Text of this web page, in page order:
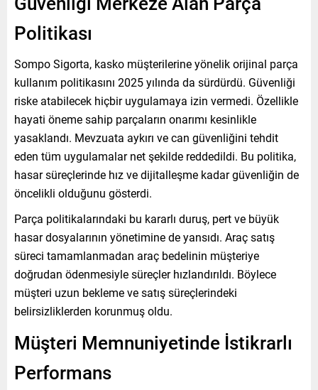
Politikası
Sompo Sigorta, kasko müşterilerine yönelik orijinal parça
kullanım politikasını 2025 yılında da sürdürdü. Güvenliği
riske atabilecek hiçbir uygulamaya izin vermedi. Özellikle
hayati öneme sahip parçaların onarımı kesinlikle
yasaklandı. Mevzuata aykırı ve can güvenliğini tehdit
eden tüm uygulamalar net şekilde reddedildi. Bu politika,
hasar süreçlerinde hız ve dijitalleşme kadar güvenliğin de
öncelikli olduğunu gösterdi.
Parça politikalarındaki bu kararlı duruş, pert ve büyük
hasar dosyalarının yönetimine de yansıdı. Araç satış
süreci tamamlanmadan araç bedelinin müşteriye
doğrudan ödenmesiyle süreçler hızlandırıldı. Böylece
müşteri uzun bekleme ve satış süreçlerindeki
belirsizliklerden korunmuş oldu.
Müşteri Memnuniyetinde İstikrarlı
Performans